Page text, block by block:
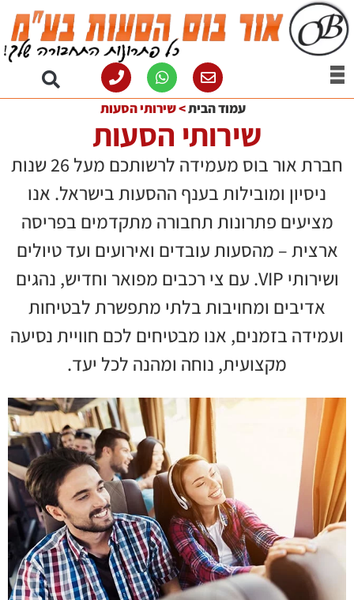
עמוד הבית>שירותי הסעות
שירותי הסעות
חברת אור בוס מעמידה לרשותכם מעל 26 שנות
ניסיון ומובילות בענף ההסעות בישראל. אנו
מציעים פתרונות תחבורה מתקדמים בפריסה
ארצית – מהסעות עובדים ואירועים ועד טיולים
ושירותי VIP. עם צי רכבים מפואר וחדיש, נהגים
אדיבים ומחויבות בלתי מתפשרת לבטיחות
ועמידה בזמנים, אנו מבטיחים לכם חוויית נסיעה
מקצועית, נוחה ומהנה לכל יעד.